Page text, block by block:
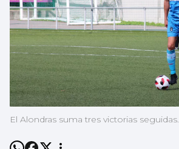
El Alondras suma tres victorias seguidas.